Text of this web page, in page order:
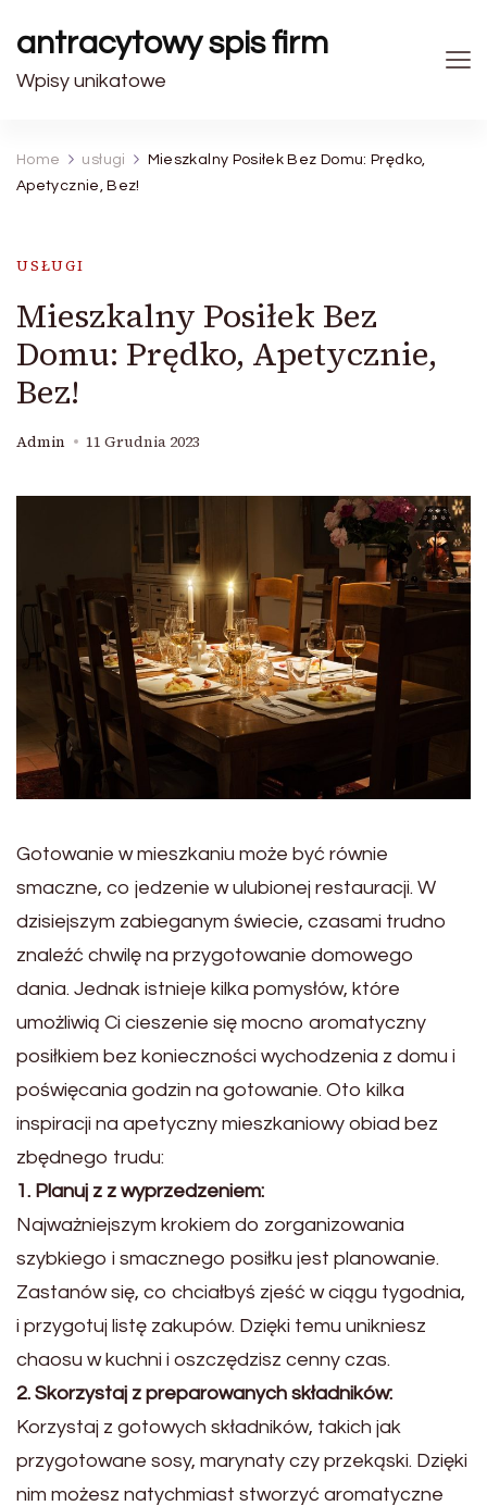
antracytowy spis firm
Wpisy unikatowe
Home usługi
Mieszkalny Posiłek Bez Domu: Prędko,
Apetycznie, Bez!
USŁUGI
Mieszkalny Posiłek Bez
Domu: Prędko, Apetycznie,
Bez!
Admin 11 Grudnia 2023
Gotowanie w mieszkaniu może być równie
smaczne, co jedzenie w ulubionej restauracji. W
dzisiejszym zabieganym świecie, czasami trudno
znaleźć chwilę na przygotowanie domowego
dania. Jednak istnieje kilka pomysłów, które
umożliwią Ci cieszenie się mocno aromatyczny
posiłkiem bez konieczności wychodzenia z domu i
poświęcania godzin na gotowanie. Oto kilka
inspiracji na apetyczny mieszkaniowy obiad bez
zbędnego trudu:
1. Planuj z z wyprzedzeniem:
Najważniejszym krokiem do zorganizowania
szybkiego i smacznego posiłku jest planowanie.
Zastanów się, co chciałbyś zjeść w ciągu tygodnia,
i przygotuj listę zakupów. Dzięki temu unikniesz
chaosu w kuchni i oszczędzisz cenny czas.
2. Skorzystaj z preparowanych składników:
Korzystaj z gotowych składników, takich jak
przygotowane sosy, marynaty czy przekąski. Dzięki
nim możesz natychmiast stworzyć aromatyczne